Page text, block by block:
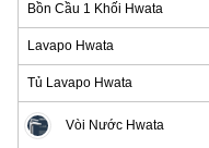
Bồn Cầu 1 Khối Hwata
Lavapo Hwata
Tủ Lavapo Hwata
Vòi Nước Hwata